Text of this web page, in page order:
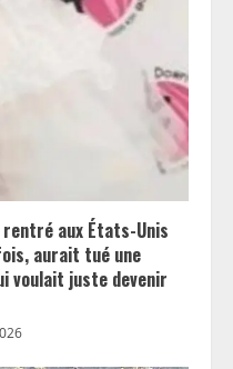
aux États-Unis
aurait tué une
voulait juste devenir